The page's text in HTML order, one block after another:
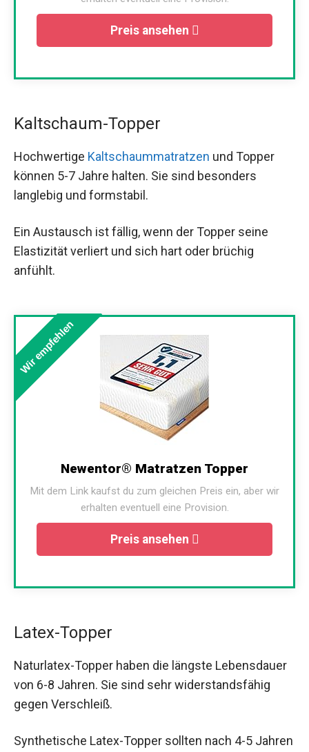
Preis ansehen
Kaltschaum-Topper
Hochwertige Kaltschaummatratzen und Topper
können 5-7 Jahre halten. Sie sind besonders
langlebig und formstabil.
Ein Austausch ist fällig, wenn der Topper seine
Elastizität verliert und sich hart oder brüchig
anfühlt.
Wir empfehlen
Newentor® Matratzen Topper
Mit dem Link kaufst du zum gleichen Preis ein, aber wir
erhalten eventuell eine Provision.
Preis ansehen
Latex-Topper
Naturlatex-Topper haben die längste Lebensdauer
von 6-8 Jahren. Sie sind sehr widerstandsfähig
gegen Verschleiß.
Synthetische Latex-Topper sollten nach 4-5 Jahren